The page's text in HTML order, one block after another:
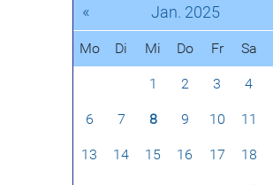
« Jan. 2025
Mo Di Mi Do Fr Sa
1 2 3 4
6 7 8 9 10 11
13 14 15 16 17 18